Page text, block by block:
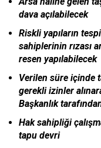
dava açılabilecek
Riskli yapıların
sahiplerinin rızası
resen yapılabilecek
Verilen süre içinde
gerekli izinler
Başkanlık
Hak sahipliği
tapu devri